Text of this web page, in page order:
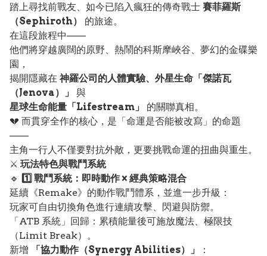
踏上尋找前戰友、如今已陷入瘋狂的傳奇戰士 賽菲羅斯
（Sephiroth）
的旅途。
在這段旅程中——
他們將穿越廣闊的原野、熱鬧的科斯摩峽谷、夢幻的金碟樂
園，
揭開隱藏在 神羅公司的人體實驗、外星生命「傑諾瓦
（Jenova）」
與
星球生命能量「Lifestream」
的關聯真相。
💔 而貫穿全作的核心，是「命運是否能被改寫」的命題
——
主角一行人不僅要對抗外敵，更要挑戰命運的扭曲與重生。
⚔️ 玩法特色與戰鬥系統
🔹
1️⃣ 戰鬥系統：即時動作 × 經典策略混合
延續《Remake》的動作戰鬥體系，並進一步升級：
玩家可自由切換角色進行連續攻擊、閃避與防禦。
「ATB 系統」回歸：累積能量後可施放魔法、極限技
（Limit Break）。
新增
「協力動作（Synergy Abilities）」
：